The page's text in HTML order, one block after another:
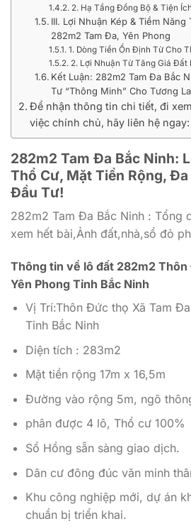
2. Hạ Tầng Đồng Bộ & Tiện
III. Lợi Nhuận Kép & Tiềm Năng
282m2 Tam Đa, Yên Phong
1. Dòng Tiền Ổn Định Từ Cho
2. Lợi Nhuận Từ Tăng Giá Đất
Kết Luận: 282m2 Tam Đa Bắc
Tư “Thông Minh” Cho Tương
Để nhận thông tin chi tiết, đi
việc chính chủ, hãy liên hệ ngay:
282m2 Tam Đa Bắc Ninh:
Thổ Cư, Mặt Tiền Rộng,
Đầu Tư!
282m2 Tam Đa Bắc Ninh : Tổng
xem hết bài,Ảnh đất,nhà,sổ đỏ
Thông tin về lô đất 282m2
Yên Phong Tỉnh Bắc Ninh
Vị Trí:Thôn Đức thọ Xã Tam
Tỉnh Bắc Ninh
Diện tích : 283m2
Mặt tiền rộng 17m x 16,5m
Đường vào rộng 5m, ngõ
phân được 4 lô, Thổ cư 100%
Sổ Hồng sẵn sàng giao dịch.
Dân cư đông đúc văn minh
Khu công nghiệp mới, dự án
chuẩn bị triển khai.